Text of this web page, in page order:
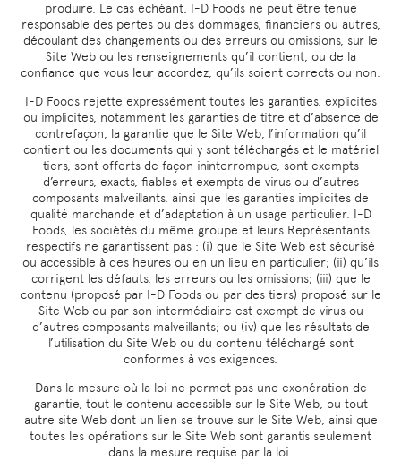
produire. Le cas échéant, I-D Foods ne peut être tenue
responsable des pertes ou des dommages, financiers ou autres,
découlant des changements ou des erreurs ou omissions, sur le
Site Web ou les renseignements qu’il contient, ou de la
confiance que vous leur accordez, qu’ils soient corrects ou non.
I-D Foods rejette expressément toutes les garanties, explicites
ou implicites, notamment les garanties de titre et d’absence de
contrefaçon, la garantie que le Site Web, l’information qu’il
contient ou les documents qui y sont téléchargés et le matériel
tiers, sont offerts de façon ininterrompue, sont exempts
d’erreurs, exacts, fiables et exempts de virus ou d’autres
composants malveillants, ainsi que les garanties implicites de
qualité marchande et d’adaptation à un usage particulier. I-D
Foods, les sociétés du même groupe et leurs Représentants
respectifs ne garantissent pas : (i) que le Site Web est sécurisé
ou accessible à des heures ou en un lieu en particulier; (ii) qu’ils
corrigent les défauts, les erreurs ou les omissions; (iii) que le
contenu (proposé par I-D Foods ou par des tiers) proposé sur le
Site Web ou par son intermédiaire est exempt de virus ou
d’autres composants malveillants; ou (iv) que les résultats de
l’utilisation du Site Web ou du contenu téléchargé sont
conformes à vos exigences.
Dans la mesure où la loi ne permet pas une exonération de
garantie, tout le contenu accessible sur le Site Web, ou tout
autre site Web dont un lien se trouve sur le Site Web, ainsi que
toutes les opérations sur le Site Web sont garantis seulement
dans la mesure requise par la loi.